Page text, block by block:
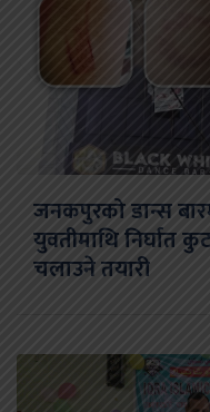
जनकपुरको डान्स
युवतीमाथि निर्घात
चलाउने तयारी